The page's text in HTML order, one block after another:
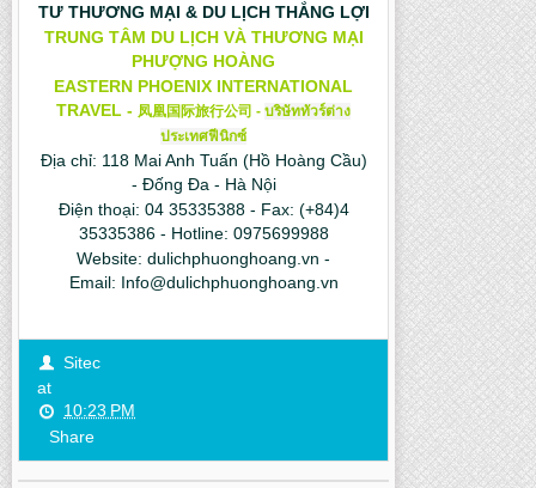
TƯ THƯƠNG MẠI & DU LỊCH THẮNG LỢI
TRUNG TÂM DU LỊCH VÀ THƯƠNG MẠI
PHƯỢNG HOÀNG
EASTERN PHOENIX INTERNATIONAL
TRAVEL - 凤凰国际旅行公司 - บริษัททัวร์ต่าง
ประเทศฟีนิกซ์
Địa chỉ: 118 Mai Anh Tuấn (Hồ Hoàng Cầu)
- Đống Đa - Hà Nội
Điện thoại: 04 35335388 - Fax: (+84)4
35335386 - Hotline: 0975699988
Website: dulichphuonghoang.vn -
Email: Info@dulichphuonghoang.vn
Sitec
at
10:23 PM
Share